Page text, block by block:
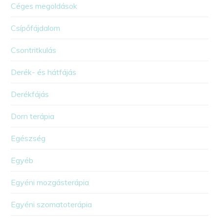
Céges megoldások
Csípőfájdalom
Csontritkulás
Derék- és hátfájás
Derékfájás
Dorn terápia
Egészség
Egyéb
Egyéni mozgásterápia
Egyéni szomatoterápia